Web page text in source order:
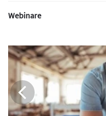
Webinare